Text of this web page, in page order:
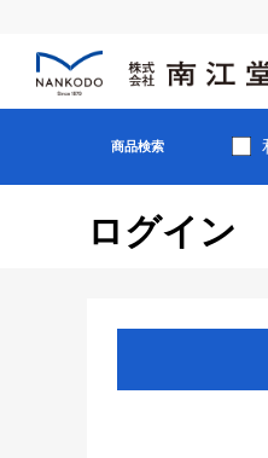
商品検索
ログイン